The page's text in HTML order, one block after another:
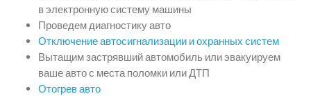
в электронную систему машины
Проведем диагностику авто
Отключение автосигнализации и охранных систем
Вытащим застрявший автомобиль или эвакуируем
ваше авто с места поломки или ДТП
Отогрев авто